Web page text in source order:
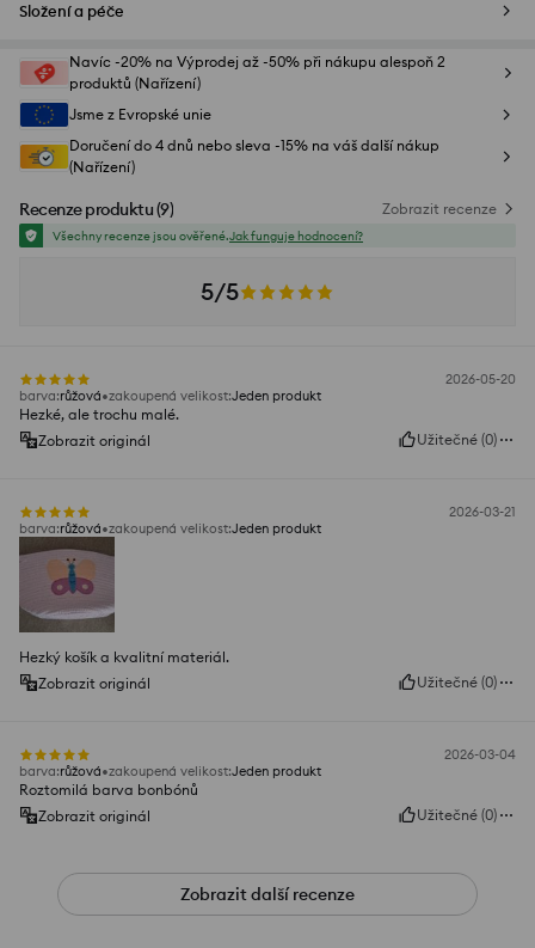
Složení a péče
Navíc -20% na Výprodej až -50% při nákupu alespoň 2
produktů (Nařízení)
Jsme z Evropské unie
Doručení do 4 dnů nebo sleva -15% na váš další nákup
(Nařízení)
Recenze produktu(9) Zobrazit recenze
Všechny recenze jsou ověřené.Jak funguje hodnocení?
5/5
2026-05-20
barva:růžová zakoupená velikost:Jeden produkt
Hezké, ale trochu malé.
Zobrazit originál
Užitečné (0)
2026-03-21
barva:růžová zakoupená velikost:Jeden produkt
Hezký košík a kvalitní materiál.
Zobrazit originál
Užitečné (0)
2026-03-04
barva:růžová zakoupená velikost:Jeden produkt
Roztomilá barva bonbónů
Zobrazit originál
Užitečné (0)
Zobrazit další recenze